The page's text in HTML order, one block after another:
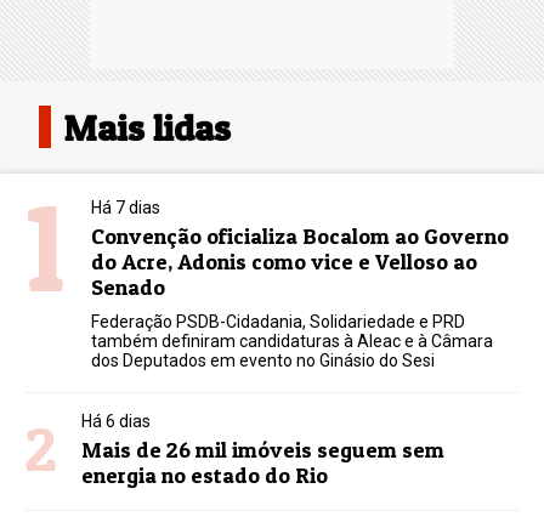
Mais lidas
1 Há 7 dias
Convenção oficializa Bocalom ao Governo
do Acre, Adonis como vice e Velloso ao
Senado
Federação PSDB-Cidadania, Solidariedade e PRD
também definiram candidaturas à Aleac e à Câmara
dos Deputados em evento no Ginásio do Sesi
2 Há 6 dias
Mais de 26 mil imóveis seguem sem
energia no estado do Rio